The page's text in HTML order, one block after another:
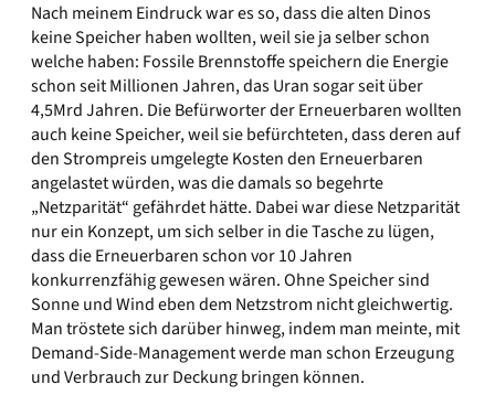
Nach meinem Eindruck war es so, dass die alten Dinos
keine Speicher haben wollten, weil sie ja selber schon
welche haben: Fossile Brennstoffe speichern die Energie
schon seit Millionen Jahren, das Uran sogar seit über
4,5Mrd Jahren. Die Befürworter der Erneuerbaren wollten
auch keine Speicher, weil sie befürchteten, dass deren auf
den Strompreis umgelegte Kosten den Erneuerbaren
angelastet würden, was die damals so begehrte
„Netzparität“ gefährdet hätte. Dabei war diese Netzparität
nur ein Konzept, um sich selber in die Tasche zu lügen,
dass die Erneuerbaren schon vor 10 Jahren
konkurrenzfähig gewesen wären. Ohne Speicher sind
Sonne und Wind eben dem Netzstrom nicht gleichwertig.
Man tröstete sich darüber hinweg, indem man meinte, mit
Demand-Side-Management werde man schon Erzeugung
und Verbrauch zur Deckung bringen können.